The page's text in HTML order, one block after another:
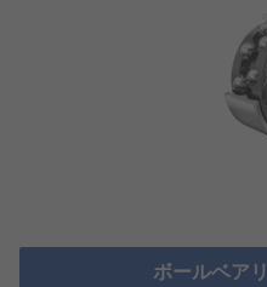
ボールベア